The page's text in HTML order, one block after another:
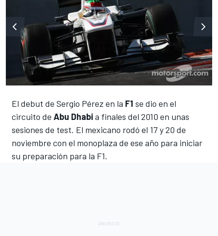
El debut de Sergio Pérez en la F1 se dio en el
circuito de Abu Dhabia finales del 2010 en unas
sesiones de test. El mexicano rodó el 17 y 20 de
noviembre con el monoplaza de ese año para iniciar
su preparación para la F1.